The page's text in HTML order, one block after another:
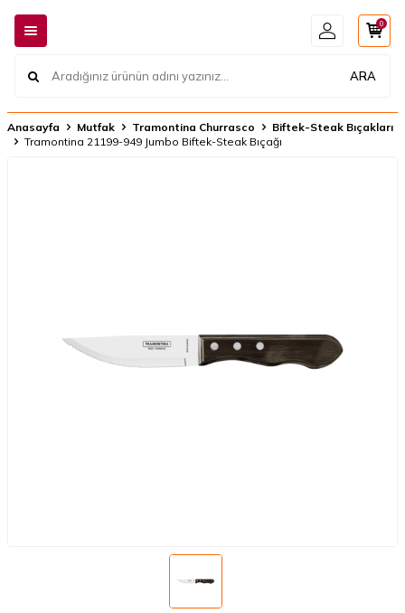
ARA
0
Anasayfa Mutfak Tramontina Churrasco
Biftek-Steak Bıçakları
Tramontina 21199-949 Jumbo Biftek-Steak Bıçağı